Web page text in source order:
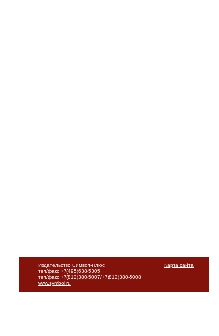
Карта сайта
Издательство Символ-Плюс
тел/факс +7(495)638-5305
тел/факс +7(812)380-5007/+7(812)380-5008
www.symbol.ru